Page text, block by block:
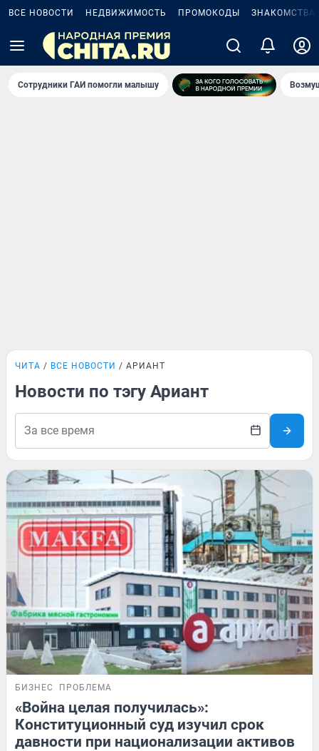
ВСЕ НОВОСТИ НЕДВИЖИМОСТЬ ПРОМОКОДЫ ЗНАКОМСТВА
Сотрудники ГАИ помогли малышу
ЧИТА ВСЕ НОВОСТИ АРИАНТ
Новости по тэгу Ариант
БИЗНЕС ПРОБЛЕМА
«Война целая получилась»:
Конституционный суд изучил срок
давности при национализации активов